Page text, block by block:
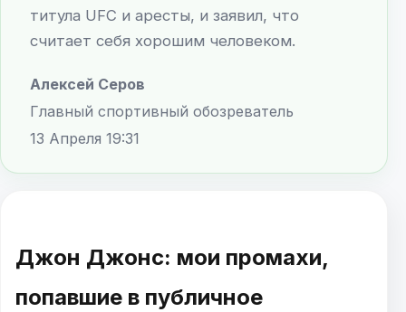
титула UFC и аресты, и заявил, что
считает себя хорошим человеком.
Алексей Серов
Главный спортивный обозреватель
13 Апреля 19:31
Джон Джонс: мои промахи,
попавшие в публичное